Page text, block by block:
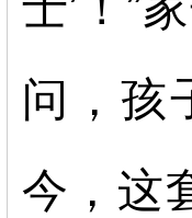
问，孩
今，这